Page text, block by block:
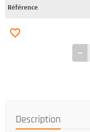
Référence
favorite_border
Description